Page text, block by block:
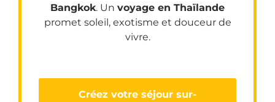
Bangkok. Un voyage en Thaïlande
promet soleil, exotisme et douceur de
vivre.
Créez votre séjour sur-